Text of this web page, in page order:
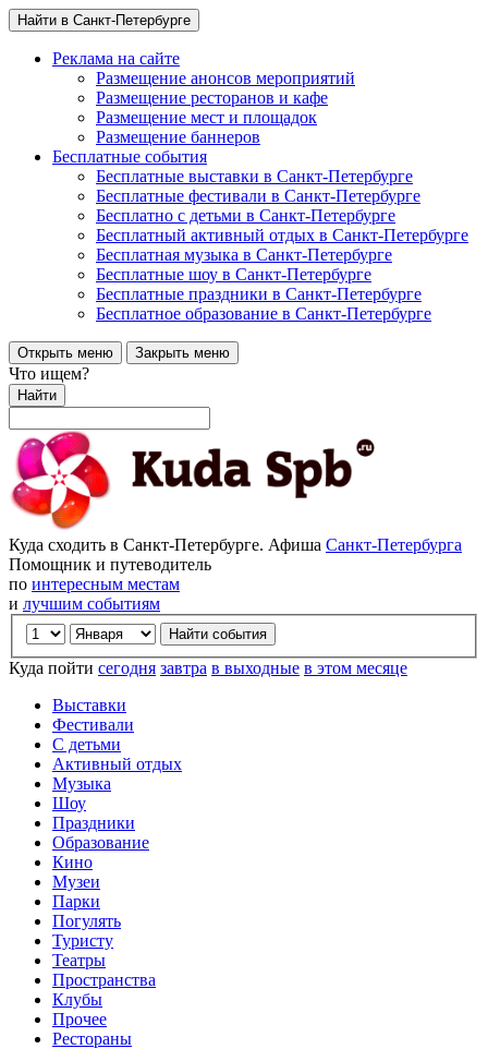
Найти в Санкт-Петербурге
Реклама на сайте
Размещение анонсов мероприятий
Размещение ресторанов и кафе
Размещение мест и площадок
Размещение баннеров
Бесплатные события
Бесплатные выставки в Санкт-Петербурге
Бесплатные фестивали в Санкт-Петербурге
Бесплатно с детьми в Санкт-Петербурге
Бесплатный активный отдых в Санкт-Петербурге
Бесплатная музыка в Санкт-Петербурге
Бесплатные шоу в Санкт-Петербурге
Бесплатные праздники в Санкт-Петербурге
Бесплатное образование в Санкт-Петербурге
Открыть меню Закрыть меню
Что ищем?
Найти
Куда сходить в Санкт-Петербурге. Афиша Санкт-Петербурга
Помощник и путеводитель
по интересным местам
и лучшим событиям
Куда пойти сегодня завтра в выходные в этом месяце
Выставки
Фестивали
С детьми
Активный отдых
Музыка
Шоу
Праздники
Образование
Кино
Музеи
Парки
Погулять
Туристу
Театры
Пространства
Клубы
Прочее
Рестораны